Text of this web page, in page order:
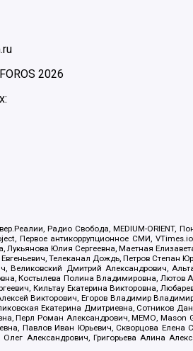
2026
Радио Свобода, MEDIUM-ORIENT,
Первое антикоррупционное СМИ,
Юлия Сергеевна, Маетная
Телеканал Дождь, Петров Степан
Дмитрий Александрович,
Костылева Полина Владимировна, Лютов
Кильтау Екатерина Викторовна,
Викторович, Егоров Владимир
Екатерина Дмитриевна, Сотников
Перл Роман Александрович, МЕМО, Mason
Павлов Иван Юрьевич, Скворцова Елена
Александрович, Григорьева Алина